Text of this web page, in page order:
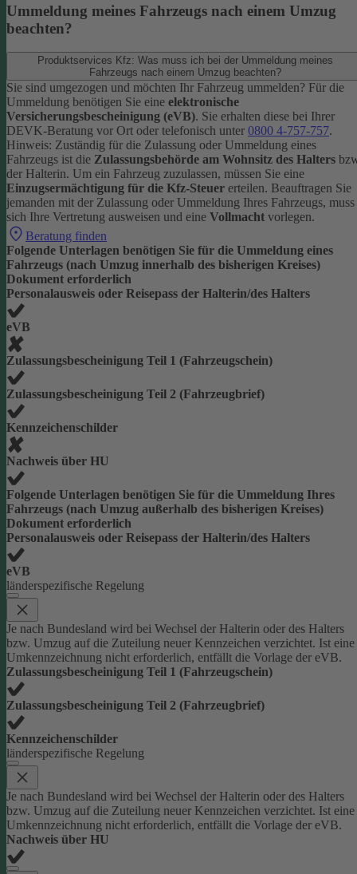
Ummeldung meines Fahrzeugs nach einem Umzug
beachten?
Produktservices Kfz: Was muss ich bei der Ummeldung meines
Fahrzeugs nach einem Umzug beachten?
Sie sind umgezogen und möchten Ihr Fahrzeug ummelden? Für die
Ummeldung benötigen Sie eine elektronische
Versicherungsbescheinigung (eVB). Sie erhalten diese bei Ihrer
DEVK-Beratung vor Ort oder telefonisch unter 0800 4-757-757.
Hinweis: Zuständig für die Zulassung oder Ummeldung eines
Fahrzeugs ist die Zulassungsbehörde am Wohnsitz des Halters
der Halterin. Um ein Fahrzeug zuzulassen, müssen Sie eine
Einzugsermächtigung für die Kfz-Steuer erteilen. Beauftragen Sie
jemanden mit der Zulassung oder Ummeldung Ihres Fahrzeugs, muss
sich Ihre Vertretung ausweisen und eine Vollmacht vorlegen.
Beratung finden
Folgende Unterlagen benötigen Sie für die Ummeldung eines
Fahrzeugs (nach Umzug innerhalb des bisherigen Kreises)
Dokument erforderlich
Personalausweis oder Reisepass der Halterin/des Halters
eVB
Zulassungsbescheinigung Teil 1 (Fahrzeugschein)
Zulassungsbescheinigung Teil 2 (Fahrzeugbrief)
Kennzeichenschilder
Nachweis über HU
Folgende Unterlagen benötigen Sie für die Ummeldung Ihres
Fahrzeugs (nach Umzug außerhalb des bisherigen Kreises)
Dokument erforderlich
Personalausweis oder Reisepass der Halterin/des Halters
eVB
länderspezifische Regelung
Je nach Bundesland wird bei Wechsel der Halterin oder des Halters
bzw. Umzug auf die Zuteilung neuer Kennzeichen verzichtet. Ist eine
Umkennzeichnung nicht erforderlich, entfällt die Vorlage der eVB.
Zulassungsbescheinigung Teil 1 (Fahrzeugschein)
Zulassungsbescheinigung Teil 2 (Fahrzeugbrief)
Kennzeichenschilder
länderspezifische Regelung
Je nach Bundesland wird bei Wechsel der Halterin oder des Halters
bzw. Umzug auf die Zuteilung neuer Kennzeichen verzichtet. Ist eine
Umkennzeichnung nicht erforderlich, entfällt die Vorlage der eVB.
Nachweis über HU